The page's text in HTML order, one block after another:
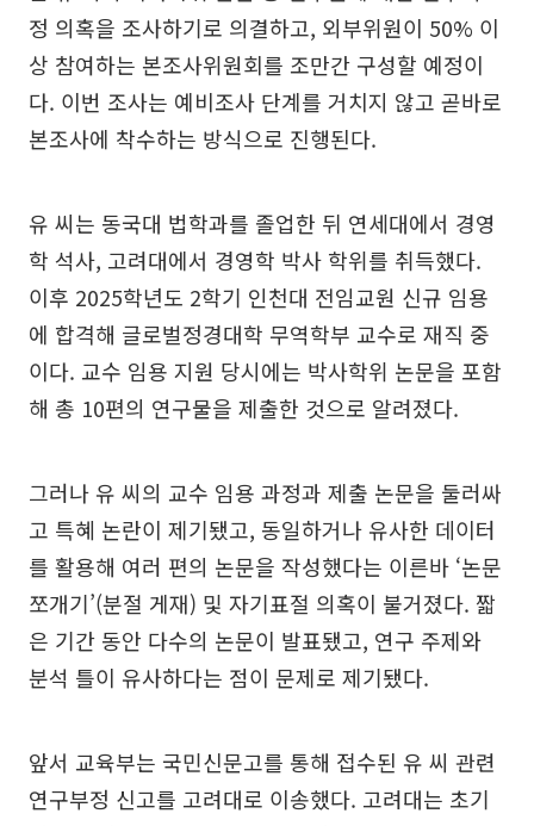
정 의혹을 조사하기로 의결하고, 외부위원이 50% 이
상 참여하는 본조사위원회를 조만간 구성할 예정이
다. 이번 조사는 예비조사 단계를 거치지 않고 곧바로
본조사에 착수하는 방식으로 진행된다.
유 씨는 동국대 법학과를 졸업한 뒤 연세대에서 경영
학 석사, 고려대에서 경영학 박사 학위를 취득했다.
이후 2025학년도 2학기 인천대 전임교원 신규 임용
에 합격해 글로벌정경대학 무역학부 교수로 재직 중
이다. 교수 임용 지원 당시에는 박사학위 논문을 포함
해 총 10편의 연구물을 제출한 것으로 알려졌다.
그러나 유 씨의 교수 임용 과정과 제출 논문을 둘러싸
고 특혜 논란이 제기됐고, 동일하거나 유사한 데이터
를 활용해 여러 편의 논문을 작성했다는 이른바 ‘논문
쪼개기’(분절 게재) 및 자기표절 의혹이 불거졌다. 짧
은 기간 동안 다수의 논문이 발표됐고, 연구 주제와
분석 틀이 유사하다는 점이 문제로 제기됐다.
앞서 교육부는 국민신문고를 통해 접수된 유 씨 관련
연구부정 신고를 고려대로 이송했다. 고려대는 초기